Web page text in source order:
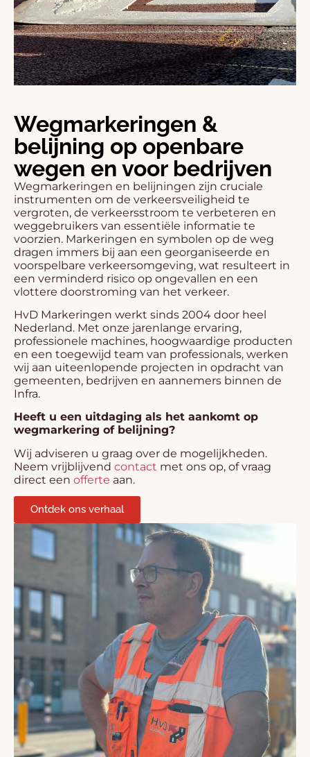
Wegmarkeringen &
belijning op openbare
wegen en voor bedrijven
Wegmarkeringen en belijningen zijn cruciale
instrumenten om de verkeersveiligheid te
vergroten, de verkeersstroom te verbeteren en
weggebruikers van essentiële informatie te
voorzien. Markeringen en symbolen op de weg
dragen immers bij aan een georganiseerde en
voorspelbare verkeersomgeving, wat resulteert in
een verminderd risico op ongevallen en een
vlottere doorstroming van het verkeer.
HvD Markeringen werkt sinds 2004 door heel
Nederland. Met onze jarenlange ervaring,
professionele machines, hoogwaardige producten
en een toegewijd team van professionals, werken
wij aan uiteenlopende projecten in opdracht van
gemeenten, bedrijven en aannemers binnen de
Infra.
Heeft u een uitdaging als het aankomt op
wegmarkering of belijning?
Wij adviseren u graag over de mogelijkheden.
Neem vrijblijvend contact met ons op, of vraag
direct een offerte aan.
Ontdek ons verhaal